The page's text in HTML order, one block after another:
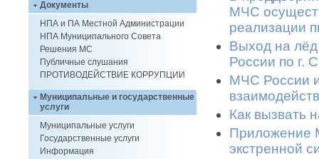
Документы
НПА и ПА Местной Администрации
НПА Муниципального Совета
Решения МС
Публичные слушания
ПРОТИВОДЕЙСТВИЕ КОРРУПЦИИ
Муниципальные и государственные
услуги
Муниципальные услуги
Государственные услуги
Информация
МЧС
реализации
Выход на
России по г.
МЧС России
Как вызвать
Приложение
экстренной